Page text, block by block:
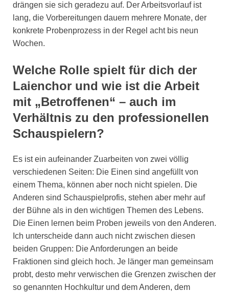
drängen sie sich geradezu auf. Der Arbeitsvorlauf ist
lang, die Vorbereitungen dauern mehrere Monate, der
konkrete Probenprozess in der Regel acht bis neun
Wochen.
Welche Rolle spielt für dich der
Laienchor und wie ist die Arbeit
mit „Betroffenen“ – auch im
Verhältnis zu den professionellen
Schauspielern?
Es ist ein aufeinander Zuarbeiten von zwei völlig
verschiedenen Seiten: Die Einen sind angefüllt von
einem Thema, können aber noch nicht spielen. Die
Anderen sind Schauspielprofis, stehen aber mehr auf
der Bühne als in den wichtigen Themen des Lebens.
Die Einen lernen beim Proben jeweils von den Anderen.
Ich unterscheide dann auch nicht zwischen diesen
beiden Gruppen: Die Anforderungen an beide
Fraktionen sind gleich hoch. Je länger man gemeinsam
probt, desto mehr verwischen die Grenzen zwischen der
so genannten Hochkultur und dem Anderen, dem